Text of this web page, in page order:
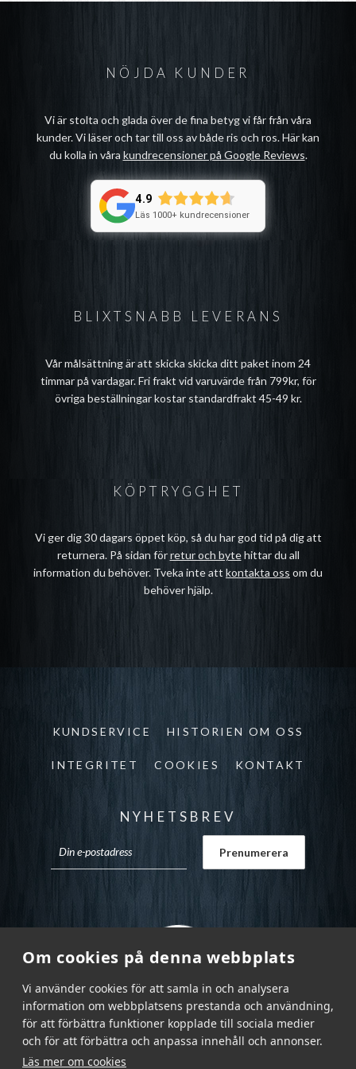
Om cookies på denna webbplats
Vi använder cookies för att samla in och analysera
information om webbplatsens prestanda och användning,
för att förbättra funktioner kopplade till sociala medier
och för att förbättra och anpassa innehåll och annonser.
Läs mer om cookies
BLIXTSNABB LEVERANS
Vår målsättning är att skicka skicka ditt paket inom 24
timmar på vardagar. Fri frakt vid varuvärde från 799kr, för
övriga beställningar kostar standardfrakt 45-49 kr.
NÖJDA KUNDER
Vi är stolta och glada över de fina betyg vi får från våra
kunder. Vi läser och tar till oss av både ris och ros. Här kan
du kolla in våra kundrecensioner på Google Reviews.
4.9
Läs 1000+ kundrecensioner
KÖPTRYGGHET
Vi ger dig 30 dagars öppet köp, så du har god tid på dig att
returnera. På sidan förretur och bytehittar du all
information du behöver. Tveka inte att kontakta oss om du
behöver hjälp.
KUNDSERVICE HISTORIEN OM OSS
INTEGRITET COOKIES KONTAKT
NYHETSBREV